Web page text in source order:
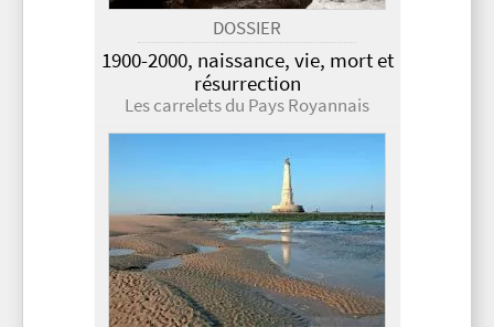
DOSSIER
1900-2000, naissance, vie, mort et
résurrection
Les carrelets du Pays Royannais